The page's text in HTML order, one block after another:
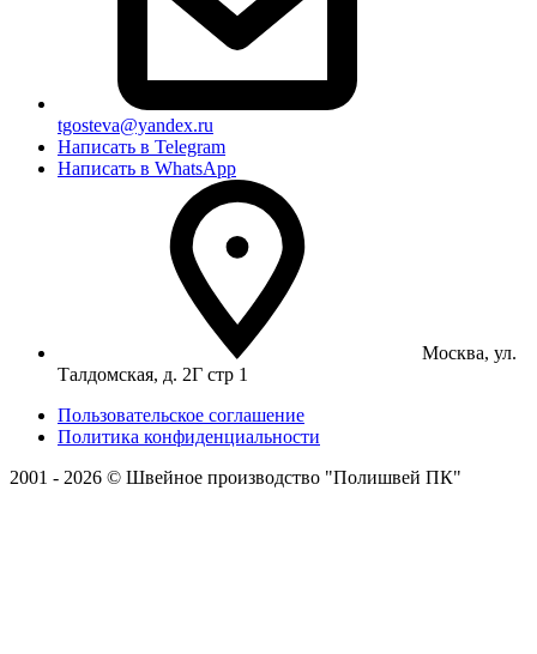
tgosteva@yandex.ru
Написать в Telegram
Написать в WhatsApp
Москва, ул.
Талдомская, д. 2Г стр 1
Пользовательское соглашение
Политика конфиденциальности
2001 - 2026 © Швейное производство "Полишвей ПК"